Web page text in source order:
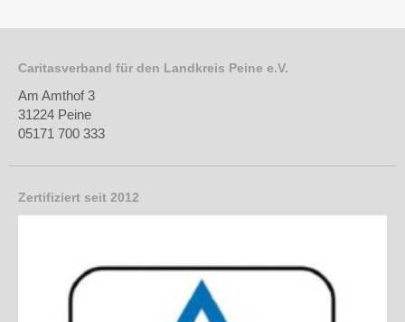
Caritasverband für den Landkreis Peine e.V.
Am Amthof 3
31224 Peine
05171 700 333
Zertifiziert seit 2012